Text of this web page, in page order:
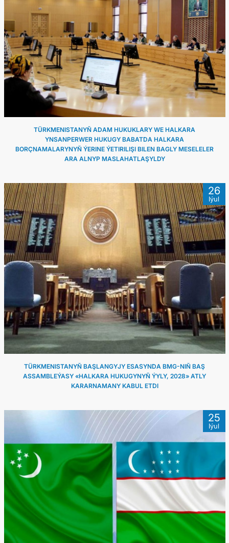
TÜRKMENISTANYŇ ADAM HUKUKLARY WE HALKARA
YNSANPERWER HUKUGY BABATDA HALKARA
BORÇNAMALARYNYŇ ÝERINE ÝETIRILIŞI BILEN BAGLY MESELELER
ARA ALNYP MASLAHATLAŞYLDY
26
Iýul
TÜRKMENISTANYŇ BAŞLANGYJY ESASYNDA BMG-NIŇ BAŞ
ASSAMBLEÝASY «HALKARA HUKUGYNYŇ ÝYLY, 2028» ATLY
KARARNAMANY KABUL ETDI
25
Iýul